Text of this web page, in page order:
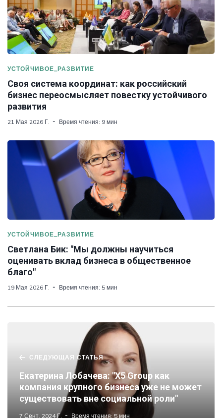
УСТОЙЧИВОЕ_РАЗВИТИЕ
Своя система координат: как российский
бизнес переосмысляет повестку устойчивого
развития
21 Мая 2026 Г. Время чтения: 9 мин
УСТОЙЧИВОЕ_РАЗВИТИЕ
Светлана Бик: "Мы должны научиться
оценивать вклад бизнеса в общественное
благо"
19 Мая 2026 Г. Время чтения: 5 мин
СЛЕДУЮЩАЯ СТАТЬЯ
Екатерина Лобачева: "X5 Group как
компания крупного бизнеса уже не может
существовать вне социальной роли"
7 Сент. 2024 Г. Время чтения: 5 мин